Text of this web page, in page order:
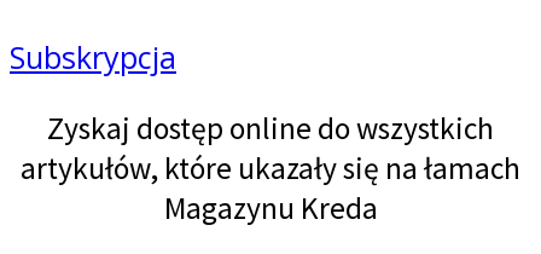
Subskrypcja
Zyskaj dostęp online do wszystkich
artykułów, które ukazały się na łamach
Magazynu Kreda